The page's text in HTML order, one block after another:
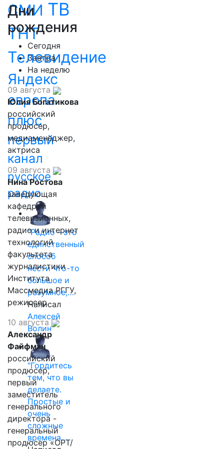
СМИ ТВ
ТНТ
Телевидение
Яндекс
европа
плюс
первый
канал
русское
радио
"Радио - это
единственный
способ
нести что-то
большое и
разумное,…
Написал
Алексей
Волин
"Гордитесь
тем, что вы
делаете.
Простые и
очень
сложные
времена…
Дни
рождения
Сегодня
Завтра
На неделю
09 августа
Юлия Богатикова
российский
продюсер,
медиаменеджер,
актриса
09 августа
Нина Ростова
заведующая
кафедрой
телевизионных,
радио и интернет
технологий
факультета
журналистики
Института
Массмедиа РГГУ,
режиссер.
10 августа
Александр
Файфман
российский
продюсер,
первый
заместитель
генерального
директора -
генеральный
продюсер «ОРТ/